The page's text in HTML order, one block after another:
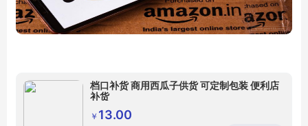
档口补货 商用西瓜子供货 可定制包装 便利店
补货
￥ 13.00